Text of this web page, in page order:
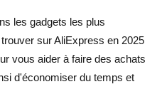
et l'authenticité des
les gadgets les plus
sur AliExpress en 2025
vous aider à faire des achats
d'économiser du temps et